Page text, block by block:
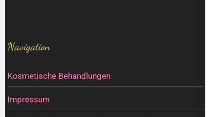
Navigation
Kosmetische Behandlungen
Impressum